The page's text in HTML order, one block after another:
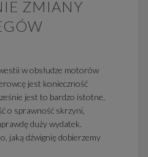
ZMIANY
w obsłudze motorów
jest konieczność
jest to bardzo istotne,
o sprawność skrzyni,
duży wydatek.
jaką dźwignię dobierzemy